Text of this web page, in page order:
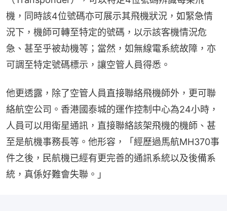
機，同時該4位號碼亦可展示其飛機狀況，如緊急情
況下，機師可轉至特定的號碼，以示該客機情況危
急、甚至乎被劫機等；當然，如無線電系統故障，亦
可調至特定號碼標示，讓空管人員得悉。
他更透露，除了空管人員直接聯絡飛機師外，更可聯
絡航空公司。香港國泰城的運作控制中心為24小時，
人員可以用衛星通訊，直接聯絡該架飛機的機師、甚
至是航機事務長等。他形容，「經歷過馬航MH370事
件之後，民航機已經有更完善的通訊系統以及後備系
統，真係好難會失聯。」